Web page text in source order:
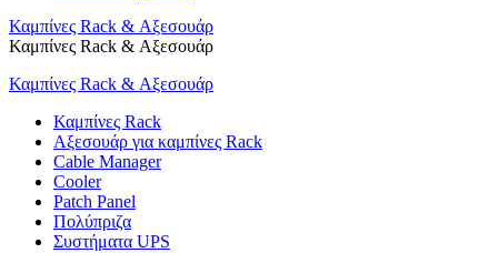
Καμπίνες Rack & Αξεσουάρ
Καμπίνες Rack & Αξεσουάρ
Καμπίνες Rack & Αξεσουάρ
Καμπίνες Rack
Αξεσουάρ για καμπίνες Rack
Cable Manager
Cooler
Patch Panel
Πολύπριζα
Συστήματα UPS